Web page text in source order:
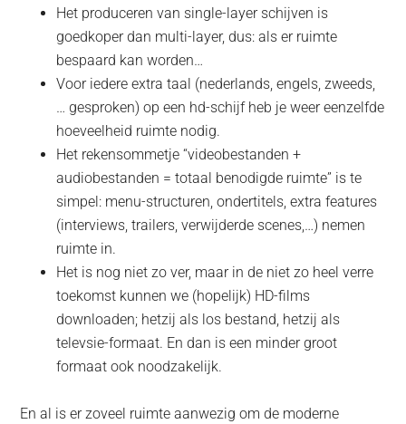
Het produceren van single-layer schijven is
goedkoper dan multi-layer, dus: als er ruimte
bespaard kan worden…
Voor iedere extra taal (nederlands, engels, zweeds,
… gesproken) op een hd-schijf heb je weer eenzelfde
hoeveelheid ruimte nodig.
Het rekensommetje “videobestanden +
audiobestanden = totaal benodigde ruimte” is te
simpel: menu-structuren, ondertitels, extra features
(interviews, trailers, verwijderde scenes,…) nemen
ruimte in.
Het is nog niet zo ver, maar in de niet zo heel verre
toekomst kunnen we (hopelijk) HD-films
downloaden; hetzij als los bestand, hetzij als
televsie-formaat. En dan is een minder groot
formaat ook noodzakelijk.
En al is er zoveel ruimte aanwezig om de moderne